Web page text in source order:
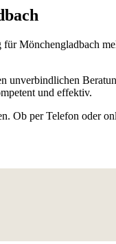
Mönchengladbach
unverbindlichen
und effektiv.
Ob per Telefon oder